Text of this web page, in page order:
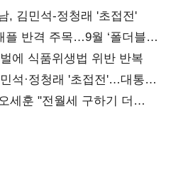
, 김민석-정청래 '초접전'
플 반격 주목…9월 ‘폴더블
에 식품위생법 위반 반복
석·정청래 '초접전'…대통령
세훈 "전월세 구하기 더